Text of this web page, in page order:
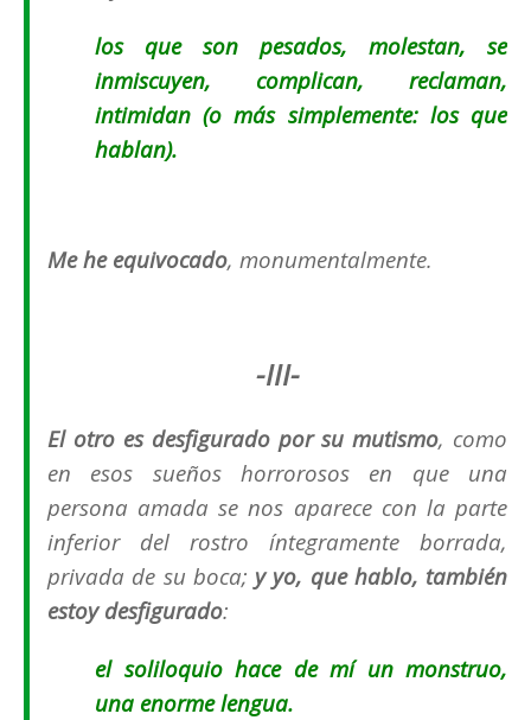
los que son pesados, molestan, se
inmiscuyen, complican, reclaman,
intimidan (o más simplemente: los que
hablan).
Me he equivocado, monumentalmente.
-III-
El otro es desfigurado por su mutismo, como
en esos sueños horrorosos en que una
persona amada se nos aparece con la parte
inferior del rostro íntegramente borrada,
privada de su boca; y yo, que hablo, también
estoy desfigurado:
el soliloquio hace de mí un monstruo,
una enorme lengua.